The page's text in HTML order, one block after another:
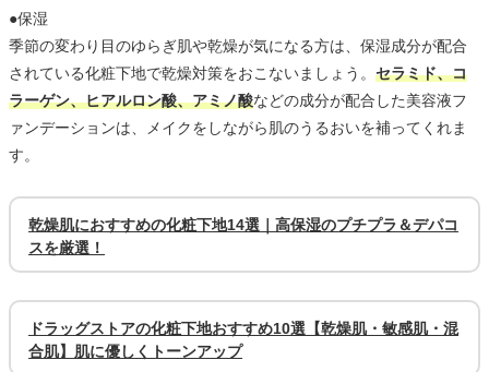
●保湿
季節の変わり目のゆらぎ肌や乾燥が気になる方は、保湿成分が配合
されている化粧下地で乾燥対策をおこないましょう。 セラミド、コ
ラーゲン、ヒアルロン酸、アミノ酸などの成分が配合した美容液フ
ァンデーションは、メイクをしながら肌のうるおいを補ってくれま
す。
乾燥肌におすすめの化粧下地14選｜高保湿のプチプラ＆デパコ
スを厳選！
ドラッグストアの化粧下地おすすめ10選【乾燥肌・敏感肌・混
合肌】肌に優しくトーンアップ